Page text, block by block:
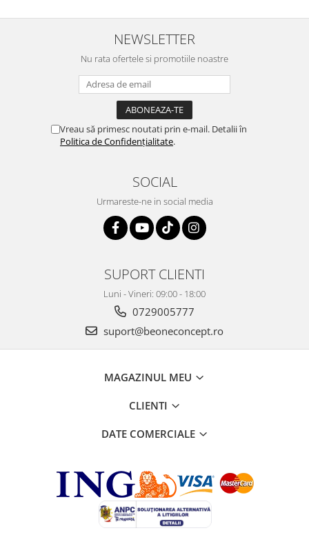
NEWSLETTER
Nu rata ofertele si promotiile noastre
Vreau să primesc noutati prin e-mail. Detalii în
Politica de Confidențialitate.
SOCIAL
Urmareste-ne in social media
SUPORT CLIENTI
Luni - Vineri: 09:00 - 18:00
0729005777
suport@beoneconcept.ro
MAGAZINUL MEU
CLIENTI
DATE COMERCIALE